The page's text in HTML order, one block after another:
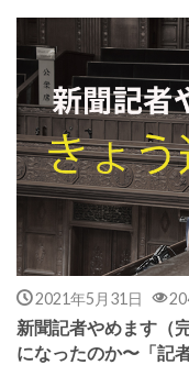
2021年5月31日
新聞記者やめます（
になったのか〜「記